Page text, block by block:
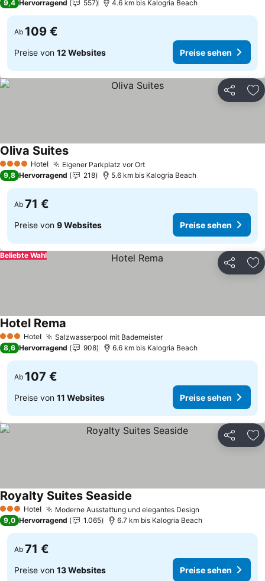
9,4 Hervorragend 557 4.6 km bis Kalogria Beach
Ab 109 €
Preise von 12 Websites Preise sehen
Teilen
4 Sterne Hotel Eigener Parkplatz vor OrtPreise sehen
Oliva SuitesPreise sehen
9,8 Hervorragend 218 5.6 km bis Kalogria Beach
Ab 71 €
Preise von 9 Websites Preise sehen
Teilen
Beliebte Wahl
3 SterneHotel Salzwasserpool mit BademeisterPreise sehen
Hotel Rema
8,6 Hervorragend 908 6.6 km bis Kalogria Beach
Ab 107 €
Preise von 11 Websites Preise sehen
Teilen
3 SterneHotel Moderne Ausstattung und elegantes Design
Royalty Suites Seaside
9,0 Hervorragend 1.065 6.7 km bis Kalogria Beach
Ab 71 €
Preise von 13 Websites Preise sehen